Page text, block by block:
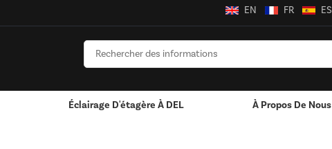
EN FR ES
Éclairage D'étagère À DEL À Propos De Nous